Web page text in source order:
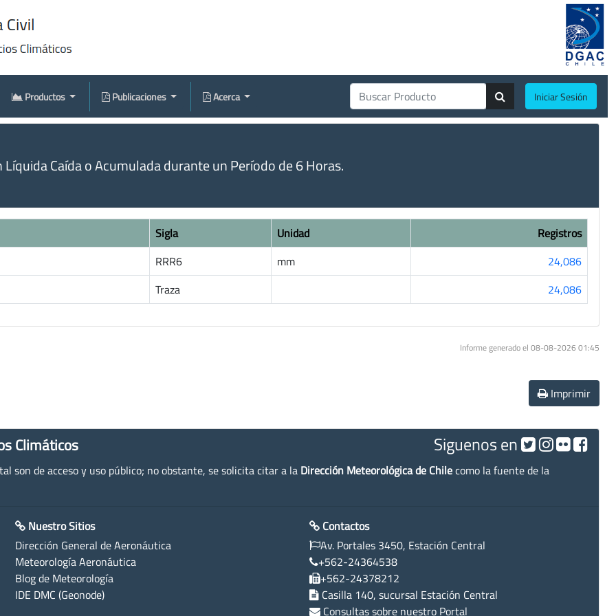
Productos Publicaciones Acerca Iniciar Sesión
Caída o Acumulada durante un Período de 6 Horas.
Sigla Unidad
Registros
RRR6
mm
24,086
Traza
24,086
Informe generado el 08-08-2026 01:45
Imprimir
Climáticos Siguenos en
son de acceso y uso público; no obstante, se solicita citar a la Dirección Meteorológica de Chilecomo la fuente de la
Nuestro Sitios
Dirección General de Aeronáutica
Meteorología Aeronáutica
Blog de Meteorología
IDE DMC (Geonode)
Contactos
Av. Portales 3450, Estación Central
+562-24364538
+562-24378212
Casilla 140, sucursal Estación Central
Consultas sobre nuestro Portal